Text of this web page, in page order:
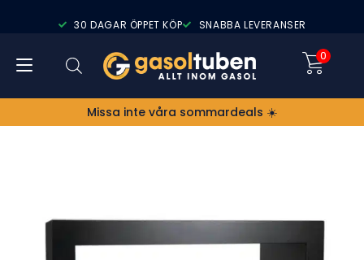
30 DAGAR ÖPPET KÖP SNABBA LEVERANSER
0
Missa inte våra sommardeals ☀️